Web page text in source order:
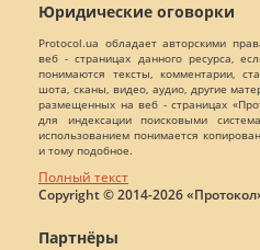
Юридические оговорки
Protocol.ua обладает авторскими
веб - страницах данного ресурса,
понимаются тексты, комментарии,
шота, сканы, видео, аудио, другие
размещенных на веб - страницах
для индексации поисковыми
использованием понимается
и тому подобное.
Полный текст
Copyright © 2014-2026
Партнёры